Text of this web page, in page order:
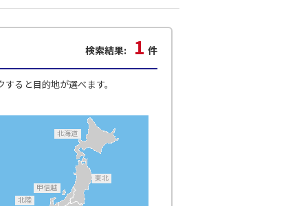
検索結果: 1 件
ると目的地が選べます。
北海道
東北
甲信越
北陸